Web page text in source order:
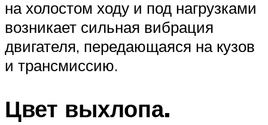
на холостом ходу и под нагрузками
возникает сильная вибрация
двигателя, передающаяся на кузов
и трансмиссию.
Цвет выхлопа.